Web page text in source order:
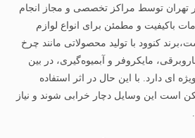
تهران توسط مراکز تخصصی و مجاز انجام
باکیفیت و مطمئن برای انواع لوازم
کنوود با تولید محصولاتی مانند چرخ
مایکروفر و آبمیوه‌گیری، در بین
ای دارد. با این حال در اثر استفاده
است این وسایل دچار خرابی شوند و نیاز